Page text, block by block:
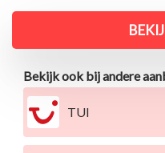
Bekijk ook bij andere
TUI